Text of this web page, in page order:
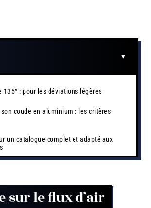
135° : pour les déviations légères
coude en aluminium : les critères
un catalogue complet et adapté aux
sur le flux d’air